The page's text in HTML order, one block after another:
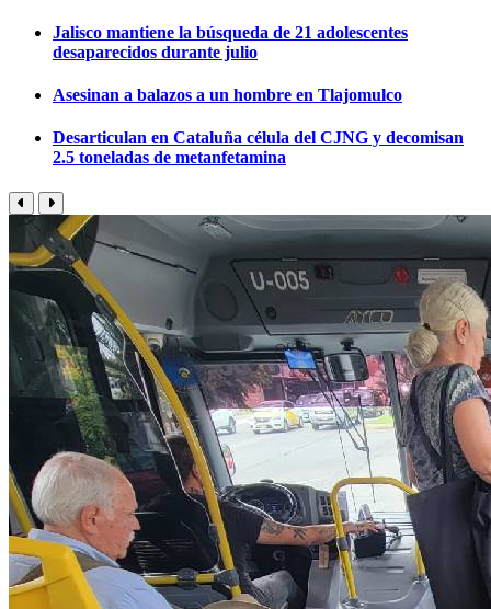
Jalisco mantiene la búsqueda de 21 adolescentes
desaparecidos durante julio
Asesinan a balazos a un hombre en Tlajomulco
Desarticulan en Cataluña célula del CJNG y decomisan
2.5 toneladas de metanfetamina